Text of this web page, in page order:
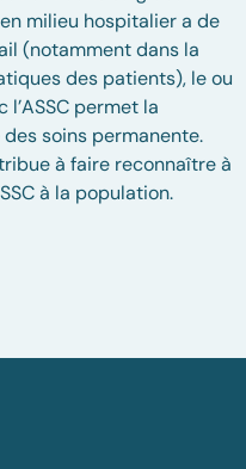
milieu hospitalier a de
(notamment dans la
des patients), le ou
permet la
soins permanente.
à faire reconnaître à
à la population.